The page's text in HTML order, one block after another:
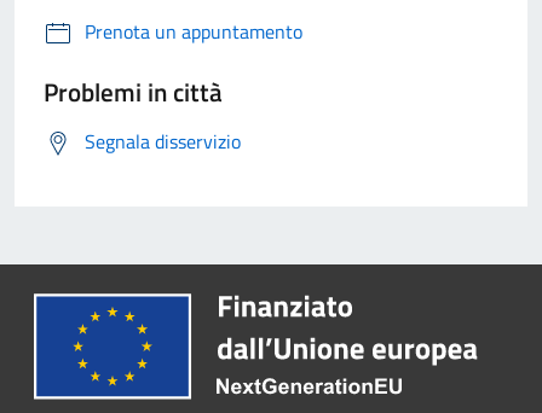
Prenota un appuntamento
Problemi in città
Segnala disservizio